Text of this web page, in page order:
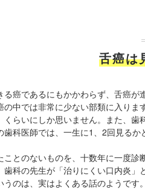
舌癌は
る癌であるにもかかわらず、舌癌
の中では非常に少ない部類に入り
くらいにしか思いません。また、
歯科医師では、一生に1、2回見る
ことのないものを、十数年に一度
歯科の先生が「治りにくい口内炎
うのは、実はよくある話のようです